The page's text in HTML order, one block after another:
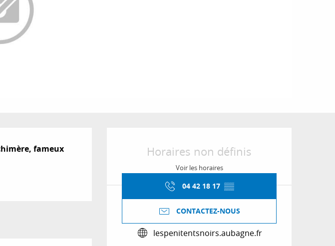
Ouverture et
Horaires non définis
Voir les horaires
04 42 18 17 ▒▒
CONTACTEZ-NOUS
lespenitentsnoirs.aubagne.fr
fameux